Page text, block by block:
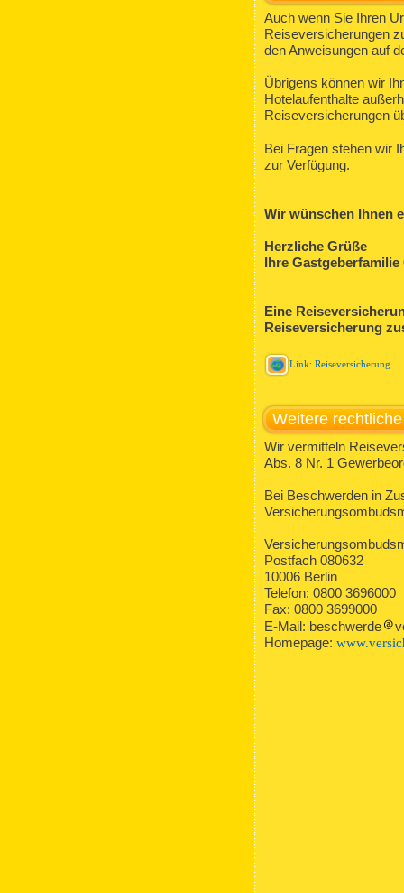
Auch wenn Sie Ihren
Reiseversicherungen
den Anweisungen auf
Übrigens können wir
Hotelaufenthalte
Reiseversicherungen
Bei Fragen stehen wir
zur Verfügung.
Wir wünschen Ihnen
Herzliche Grüße
Ihre
Eine
Reiseversicherung
Link: Reiseversicherung
Weitere
Wir vermitteln
Abs. 8 Nr. 1
Bei Beschwerden in
Postfach 080632
10006 Berlin
Telefon: 0800 3696000
Fax: 0800 3699000
E-Mail: beschwerde
Homepage: